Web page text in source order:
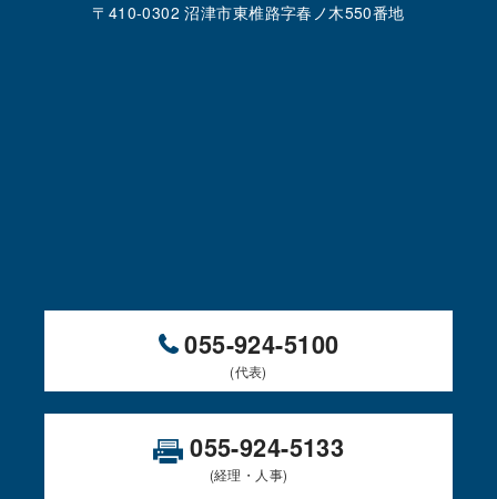
〒410-0302 沼津市東椎路字春ノ木550番地
055-924-5100
(代表)
055-924-5133
(経理・人事)